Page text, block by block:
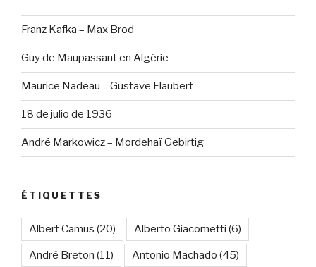
Franz Kafka – Max Brod
Guy de Maupassant en Algérie
Maurice Nadeau – Gustave Flaubert
18 de julio de 1936
André Markowicz – Mordehaï Gebirtig
ÉTIQUETTES
Albert Camus (20) Alberto Giacometti (6)
André Breton (11) Antonio Machado (45)